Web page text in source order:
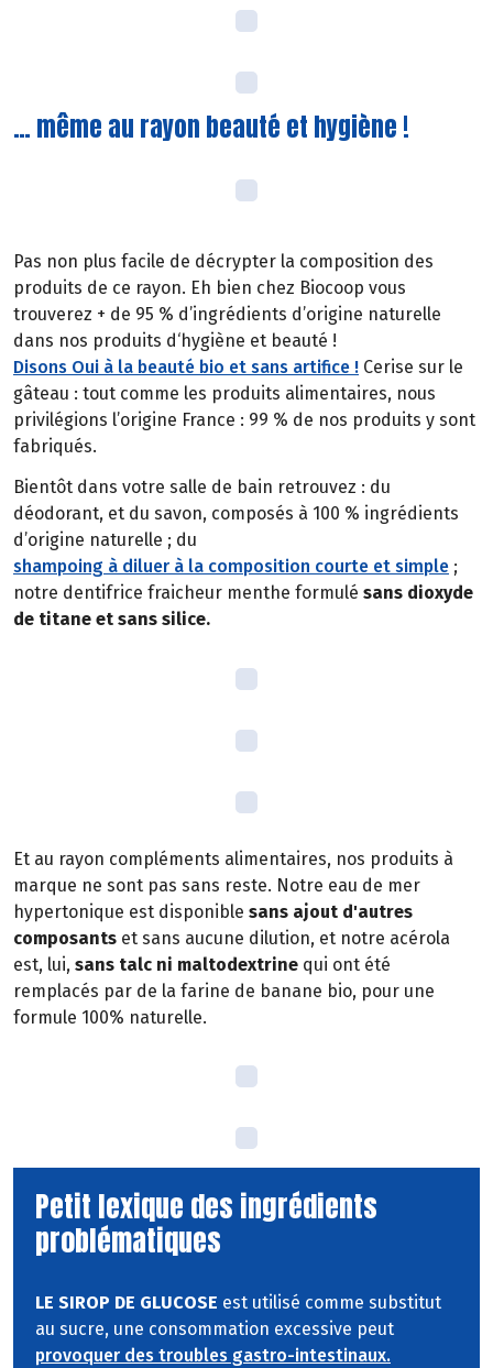
… même au rayon beauté et hygiène !
Pas non plus facile de décrypter la composition des
produits de ce rayon. Eh bien chez Biocoop vous
trouverez + de 95 % d’ingrédients d’origine naturelle
dans nos produits d‘hygiène et beauté !
Disons Oui à la beauté bio et sans artifice ! Cerise sur le
gâteau : tout comme les produits alimentaires, nous
privilégions l’origine France : 99 % de nos produits y sont
fabriqués.
Bientôt dans votre salle de bain retrouvez : du
déodorant, et du savon, composés à 100 % ingrédients
d’origine naturelle ; du
shampoing à diluer à la composition courte et simple ;
notre dentifrice fraicheur menthe formulé sans dioxyde
de titane et sans silice.
Et au rayon compléments alimentaires, nos produits à
marque ne sont pas sans reste. Notre eau de mer
hypertonique est disponible sans ajout d'autres
composants et sans aucune dilution, et notre acérola
est, lui, sans talc ni maltodextrine qui ont été
remplacés par de la farine de banane bio, pour une
formule 100% naturelle.
Petit lexique des ingrédients
problématiques
LE SIROP DE GLUCOSE est utilisé comme substitut
au sucre, une consommation excessive peut
provoquer des troubles gastro-intestinaux.